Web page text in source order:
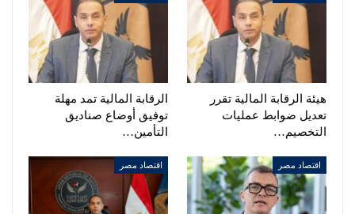
هيئة الرقابة المالية تقرر
تعديل ضوابط عمليات
التخصيم…
الرقابة المالية تمد مهلة
توفيق أوضاع صناديق
التأمين…
اقتصاد مصر اقتصاد مصر